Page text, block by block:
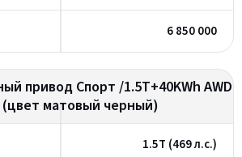
6 850 000
привод Спорт /1.5T+40KWh AWD
матовый черный)
1.5T (469 л.с.)